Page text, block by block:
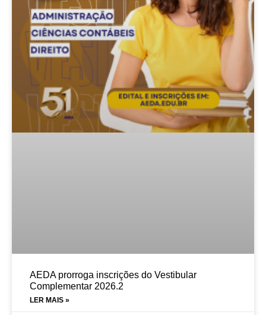
AEDA prorroga inscrições do Vestibular
Complementar 2026.2
LER MAIS »